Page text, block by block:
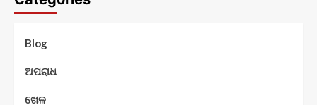
Blog
ଅପରାଧ
ଖେଳ